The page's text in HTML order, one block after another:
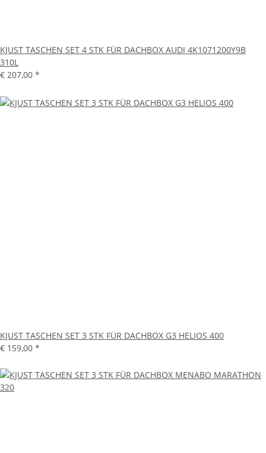
KJUST TASCHEN SET 4 STK FÜR DACHBOX AUDI 4K1071200Y9B
310L
€ 207,00 *
KJUST TASCHEN SET 3 STK FÜR DACHBOX G3 HELIOS 400
€ 159,00 *